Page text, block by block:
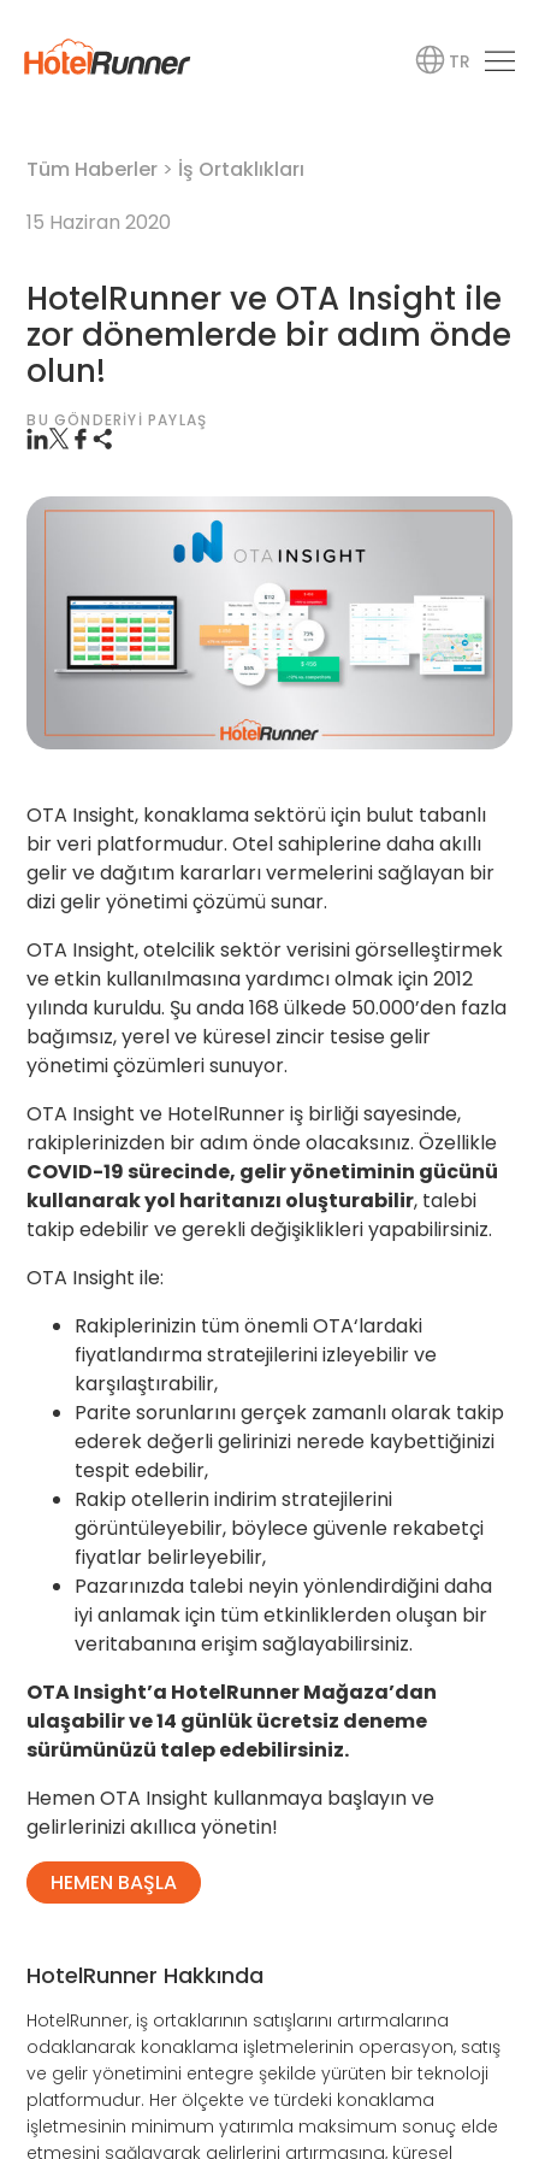
TR
Tüm Haberler > İş Ortaklıkları
15 Haziran 2020
HotelRunner ve OTA Insight ile
zor dönemlerde bir adım önde
olun!
BU GÖNDERIYI PAYLAŞ
OTA Insight, konaklama sektörü için bulut tabanlı
bir veri platformudur. Otel sahiplerine daha akıllı
gelir ve dağıtım kararları vermelerini sağlayan bir
dizi gelir yönetimi çözümü sunar.
OTA Insight, otelcilik sektör verisini görselleştirmek
ve etkin kullanılmasına yardımcı olmak için 2012
yılında kuruldu. Şu anda 168 ülkede 50.000’den fazla
bağımsız, yerel ve küresel zincir tesise gelir
yönetimi çözümleri sunuyor.
OTA Insight ve HotelRunner iş birliği sayesinde,
rakiplerinizden bir adım önde olacaksınız. Özellikle
COVID-19 sürecinde, gelir yönetiminin gücünü
kullanarak yol haritanızı oluşturabilir, talebi
takip edebilir ve gerekli değişiklikleri yapabilirsiniz.
OTA Insight ile:
Rakiplerinizin tüm önemliOTA‘lardaki
fiyatlandırma stratejilerini izleyebilir ve
karşılaştırabilir,
Parite sorunlarını gerçek zamanlı olarak takip
ederek değerli gelirinizi nerede kaybettiğinizi
tespit edebilir,
Rakip otellerin indirim stratejilerini
görüntüleyebilir, böylece güvenle rekabetçi
fiyatlar belirleyebilir,
Pazarınızda talebi neyin yönlendirdiğini daha
iyi anlamak için tüm etkinliklerden oluşan bir
veritabanına erişim sağlayabilirsiniz.
OTAInsight’a HotelRunner Mağaza’dan
ulaşabilir ve 14 günlük ücretsiz deneme
sürümünüzü talep edebilirsiniz.
HemenOTA Insight kullanmaya başlayın ve
gelirlerinizi akıllıca yönetin!
HEMEN BAŞLA
HotelRunner Hakkında
HotelRunner, iş ortaklarının satışlarını artırmalarına
odaklanarak konaklama işletmelerinin operasyon, satış
ve gelir yönetimini entegre şekilde yürüten bir teknoloji
platformudur. Her ölçekte ve türdeki konaklama
işletmesinin minimum yatırımla maksimum sonuç elde
etmesini sağlayarak gelirlerini artırmasına, küresel